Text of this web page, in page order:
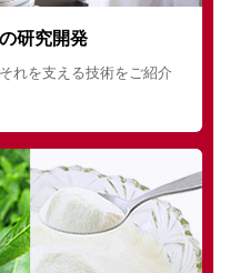
研究開発
れを支える技術をご紹介